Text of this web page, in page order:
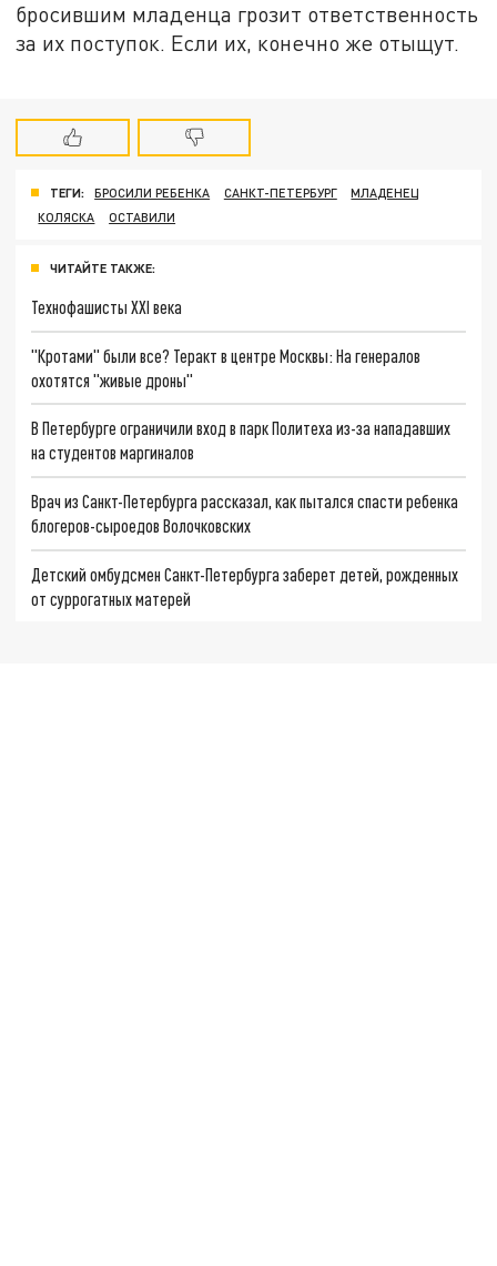
бросившим младенца грозит ответственность
за их поступок. Если их, конечно же отыщут.
ТЕГИ: БРОСИЛИ РЕБЕНКА САНКТ-ПЕТЕРБУРГ
МЛАДЕНЕЦ
КОЛЯСКА
ОСТАВИЛИ
ЧИТАЙТЕ ТАКЖЕ:
Технофашисты XXI века
"Кротами" были все? Теракт в центре Москвы: На генералов
охотятся "живые дроны"
В Петербурге ограничили вход в парк Политеха из-за нападавших
на студентов маргиналов
Врач из Санкт-Петербурга рассказал, как пытался спасти ребенка
блогеров-сыроедов Волочковских
Детский омбудсмен Санкт-Петербурга заберет детей, рожденных
от суррогатных матерей